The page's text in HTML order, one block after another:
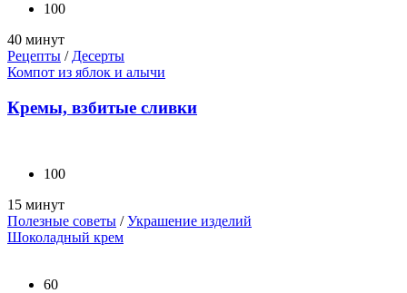
100
40 минут
Рецепты / Десерты
Компот из яблок и алычи
Кремы, взбитые сливки
100
15 минут
Полезные советы /Украшение изделий
Шоколадный крем
60